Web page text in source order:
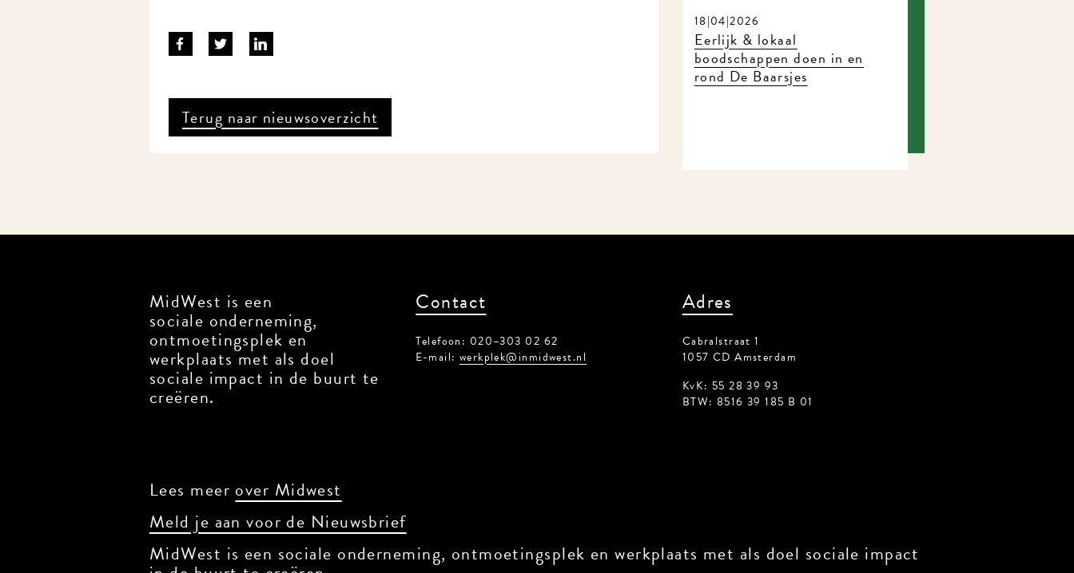
Terug naar nieuwsoverzicht
18|04|2026
Eerlijk & lokaal
boodschappen doen in en
rond De Baarsjes
MidWest is een
sociale onderneming,
ontmoetingsplek en
werkplaats met als doel
sociale impact in de buurt te
creëren.
Contact
Telefoon: 020–303 02 62
E-mail: werkplek@inmidwest.nl
Adres
Cabralstraat 1
1057 CD Amsterdam
KvK: 55 28 39 93
BTW: 8516 39 185 B 01
Lees meer over Midwest
Meld je aan voor de Nieuwsbrief
MidWest is een sociale onderneming, ontmoetingsplek en werkplaats met als doel sociale impact